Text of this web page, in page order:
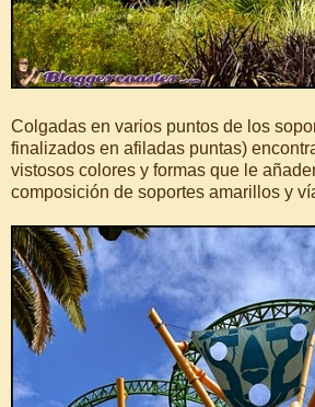
Colgadas en varios puntos de los
finalizados en afiladas puntas)
vistosos colores y formas que le
composición de soportes amarillos y